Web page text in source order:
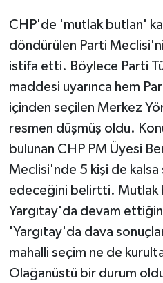
CHP'de 'mutlak butlan'
döndürülen Parti
istifa etti. Böylece Parti
maddesi uyarınca hem
içinden seçilen Merkez
resmen düşmüş oldu.
bulunan CHP PM Üyesi
Meclisi'nde 5 kişi de kalsa
edeceğini belirtti. Mutlak
Yargıtay'da devam
'Yargıtay'da dava
mahalli seçim ne de
Olağanüstü bir durum